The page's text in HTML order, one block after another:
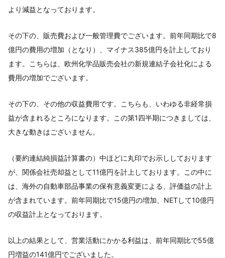
より減益となっております。
その下の、販売費および一般管理費でございます。前年同期比で8
億円の費用の増加（となり）、マイナス385億円を計上しており
ます。こちらは、欧州化学品販売会社の新規連結子会社化による
費用の増加でございます。
その下の、その他の収益費用です。こちらも、いわゆる非経常損
益が含まれるところになります。この第1四半期につきましては、
大きな動きはございません。
（要約連結純損益計算書の）中ほどに丸印でお示ししております
が、関係会社売却益として11億円を計上しております。この中に
は、海外の自動車部品事業の保有意義変更による、評価益の計上
が含まれています。前年同期比で15億円の増加、NETして10億円
の収益計上となっております。
以上の結果として、営業活動にかかる利益は、前年同期比で55億
円増益の141億円でございました。